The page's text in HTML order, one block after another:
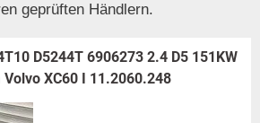
geprüften Händlern.
D5244T 6906273 2.4 D5 151KW
XC60 I 11.2060.248